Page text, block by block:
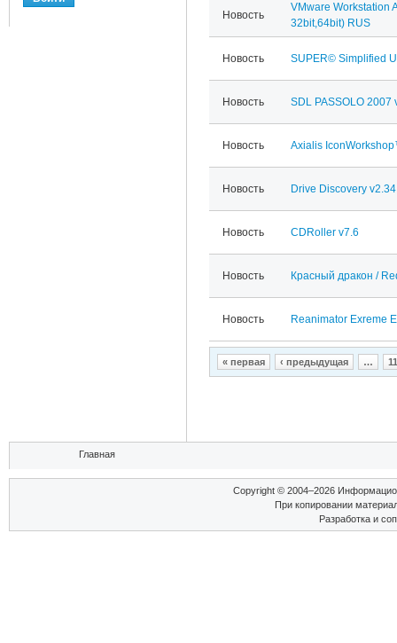
Новость
VMware Workstation
32bit,64bit) RUS
Новость SUPER© Simplified
Новость SDL PASSOLO 2007
Новость Axialis
Новость Drive Discovery v2.34
Новость CDRoller v7.6
Новость Красный дракон /
Новость Reanimator Exreme
Страницы
« первая ‹ предыдущая … 11
Главная
Copyright © 2004–2026
При копировании
Разработка и